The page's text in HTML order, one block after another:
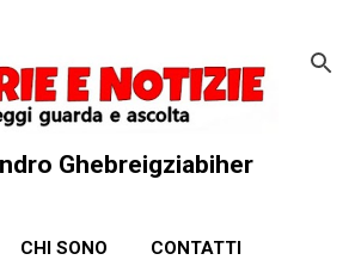
Ghebreigziabiher
CHI SONO CONTATTI